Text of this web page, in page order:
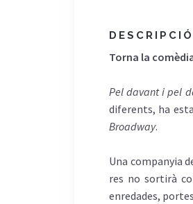
DESCRIPCIÓ
Torna la
Pel davant i pel
diferents, ha
Broadway.
Una companyia
res no sortirà
enredades,